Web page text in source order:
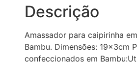
Descrição
Amassador para caipirinha em
Bambu. Dimensões: 19x3cm
confeccionados em